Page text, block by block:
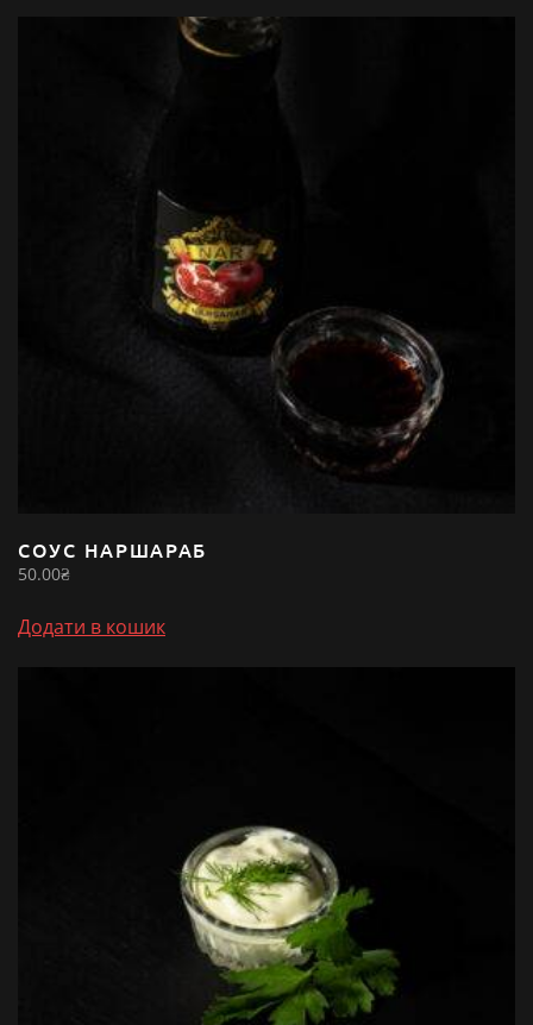
СОУС НАРШАРАБ
50.00₴
Додати в кошик